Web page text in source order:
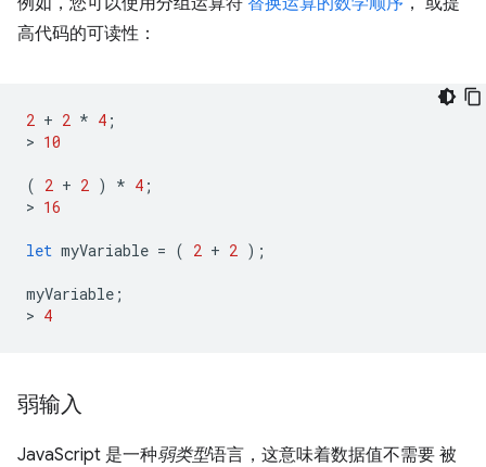
高代码的可读性：
2 + 2 * 4 ;
> 10
( 2 + 2 ) * 4 ;
> 16
let myVariable = ( 2 + 2 );
myVariable ;
> 4
弱输入
JavaScript 是一种弱类型语言，这意味着数据值不需要 被